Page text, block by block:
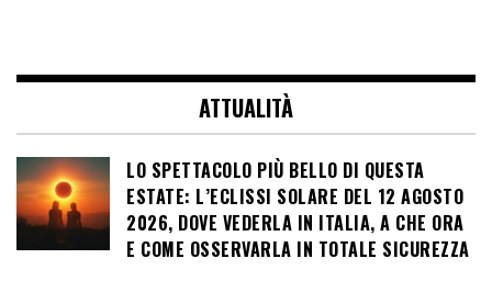
ATTUALITÀ
LO SPETTACOLO PIÙ BELLO DI QUESTA
ESTATE: L’ECLISSI SOLARE DEL 12 AGOSTO
2026, DOVE VEDERLA IN ITALIA, A CHE ORA
E COME OSSERVARLA IN TOTALE SICUREZZA